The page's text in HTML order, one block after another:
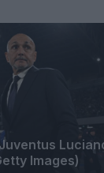
Images)